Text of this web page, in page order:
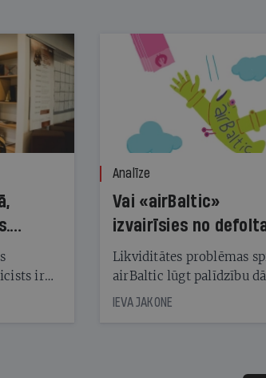
ir
kapos.
Analīze
Vai «airBaltic»
izvairīsies no
Likviditātes problēmas
airBaltic lūgt palīdzību
obligāciju turētājiem, taču
samaksāt augstos
IEVA JAKONE